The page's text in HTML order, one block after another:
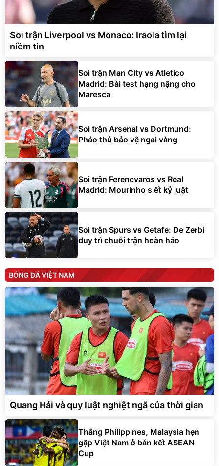
Soi trận Liverpool vs Monaco: Iraola tìm lại
niềm tin
Soi trận Man City vs Atletico
Madrid: Bài test hạng nặng cho
Maresca
Soi trận Arsenal vs Dortmund:
Pháo thủ bảo vệ ngai vàng
Soi trận Ferencvaros vs Real
Madrid: Mourinho siết kỷ luật
Soi trận Spurs vs Getafe: De Zerbi
duy trì chuỗi trận hoàn hảo
BÓNG ĐÁ VIỆT NAM
Quang Hải và quy luật nghiệt ngã của thời gian
Thắng Philippines, Malaysia hẹn
gặp Việt Nam ở bán kết ASEAN
Cup